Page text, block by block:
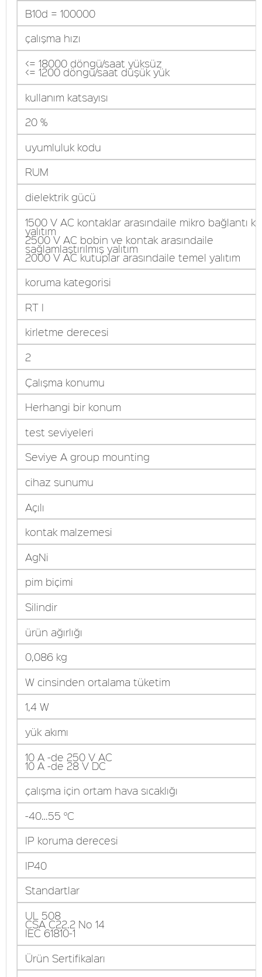
B10d = 100000
çalışma hızı
<= 18000 döngü/saat yüksüz
<= 1200 döngü/saat düşük yük
kullanım katsayısı
20 %
uyumluluk kodu
RUM
dielektrik gücü
1500 V AC kontaklar arasındaile mikro bağlantı
yalıtım
2500 V AC bobin ve kontak arasındaile
sağlamlaştırılmış yalıtım
2000 V AC kutuplar arasındaile temel yalıtım
koruma kategorisi
RT I
kirletme derecesi
2
Çalışma konumu
Herhangi bir konum
test seviyeleri
Seviye A group mounting
cihaz sunumu
Açılı
kontak malzemesi
AgNi
pim biçimi
Silindir
ürün ağırlığı
0,086 kg
W cinsinden ortalama tüketim
1,4 W
yük akımı
10 A -de 250 V AC
10 A -de 28 V DC
çalışma için ortam hava sıcaklığı
-40…55 °C
IP koruma derecesi
IP40
Standartlar
UL 508
CSA C22.2 No 14
IEC 61810-1
Ürün Sertifikaları